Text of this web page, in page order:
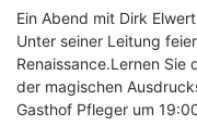
Ein Abend mit Dirk
Unter seiner Leitung
Renaissance.Lernen Sie
der magischen
Gasthof Pfleger um